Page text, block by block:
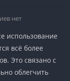
нет
использование
всё более
Это связано с
облегчить